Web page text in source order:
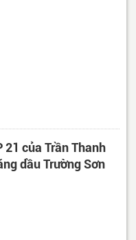
21 của Trần Thanh
dầu Trường Sơn